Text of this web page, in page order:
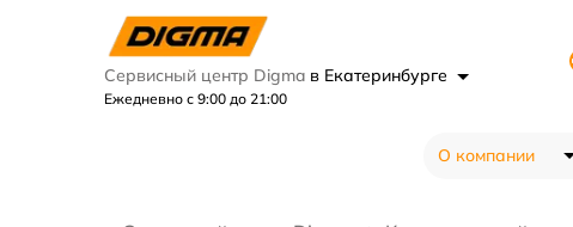
Сервисный центр Digma в Екатеринбурге
Ежедневно с 9:00 до 21:00
О компании